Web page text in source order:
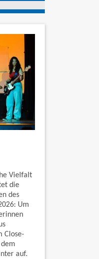
Vielfalt
die
des
Um
Close-
auf.